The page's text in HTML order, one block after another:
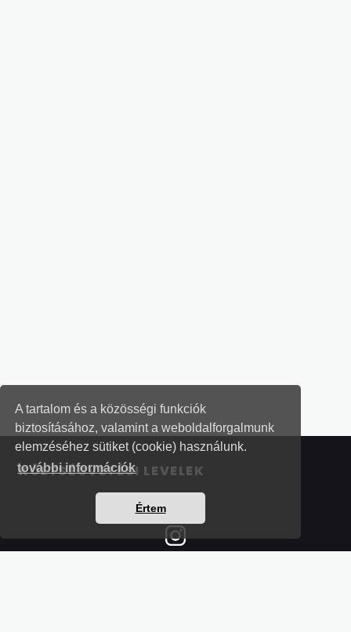
A tartalom és a közösségi funkciók
biztosításához, valamint a weboldalforgalmunk
elemzéséhez sütiket (cookie) használunk.
további információk
Értem
KÖLTSÉGVETÉSI LEVELEK